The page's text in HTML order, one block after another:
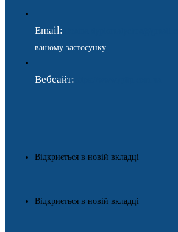
Email:
вашому застосунку
Вебсайт:
Відкриється в новій вкладці
Відкриється в новій вкладці